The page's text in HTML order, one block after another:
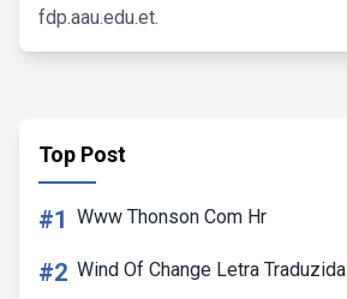
fdp.aau.edu.et.
Top Post
#1 Www Thonson Com Hr
#2 Wind Of Change Letra Traduzida